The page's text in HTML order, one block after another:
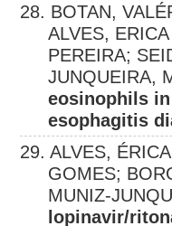
28. BOTAN,
ALVES,
PEREIRA;
JUNQUEIRA,
eosinophils
esophagitis
29. ALVES,
GOMES;
MUNIZ-
lopinavir/